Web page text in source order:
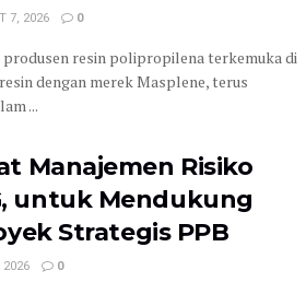
7, 2026 0
resin polipropilena terkemuka di
dengan merek Masplene, terus
...
Manajemen Risiko
untuk Mendukung
Strategis PPB
0